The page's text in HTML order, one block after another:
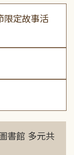
限定故事活
書館 多元共